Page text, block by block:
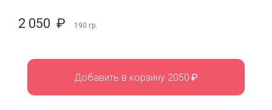
2 050 ₽ 190 гр.
Добавить в корзину 2050 ₽